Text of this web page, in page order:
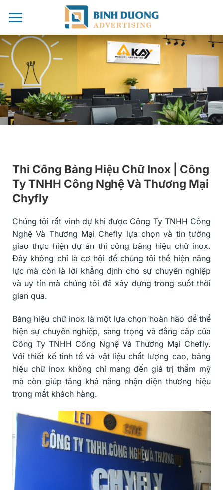
đến
dung
Thi Công Bảng Hiệu Chữ Inox | Công
Ty TNHH Công Nghệ Và Thương Mại
Chyfly
Chúng tôi rất vinh dự khi được Công Ty TNHH Công
Nghệ Và Thương Mại Chefly lựa chọn và tin tưởng
giao thực hiện dự án thi công bảng hiệu chữ inox.
Đây không chỉ là cơ hội để chúng tôi thể hiện năng
lực mà còn là lời khẳng định cho sự chuyên nghiệp
và uy tín mà chúng tôi đã xây dựng trong suốt thời
gian qua.
Bảng hiệu chữ inox là một lựa chọn hoàn hảo để thể
hiện sự chuyên nghiệp, sang trọng và đẳng cấp của
Công Ty TNHH Công Nghệ Và Thương Mại Chefly.
Với thiết kế tinh tế và vật liệu chất lượng cao, bảng
hiệu chữ inox không chỉ mang đến giá trị thẩm mỹ
mà còn giúp tăng khả năng nhận diện thương hiệu
trong mắt khách hàng.